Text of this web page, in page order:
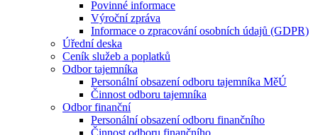
Povinné informace
Výroční zpráva
Informace o zpracování osobních údajů (GDPR)
Úřední deska
Ceník služeb a poplatků
Odbor tajemníka
Personální obsazení odboru tajemníka MěÚ
Činnost odboru tajemníka
Odbor finanční
Personální obsazení odboru finančního
Činnost odboru finančního